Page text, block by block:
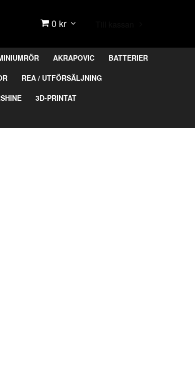
0 kr
AKRAPOVIC
BATTERIER
REA / UTFÖRSÄLJNING
3D-PRINTAT